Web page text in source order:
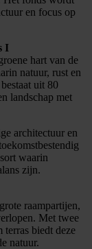
en focus op
I
hart van de
natuur, rust en
uit 80
landschap met
architectuur en
waarin
zijn.
raampartijen,
Met twee
terras biedt deze
natuur.